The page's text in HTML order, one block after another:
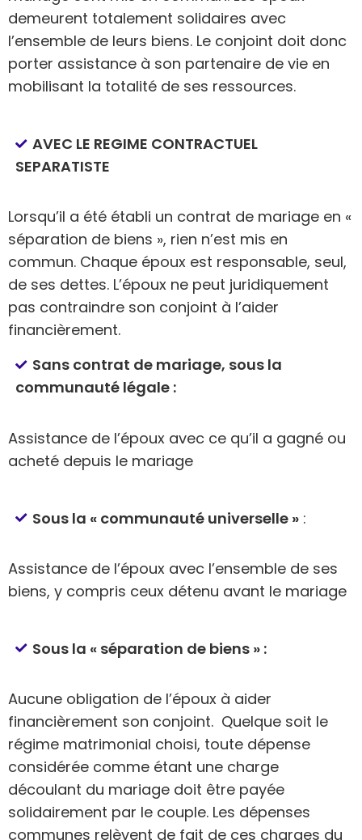
demeurent totalement solidaires avec
l’ensemble de leurs biens. Le conjoint doit donc
porter assistance à son partenaire de vie en
mobilisant la totalité de ses ressources.
AVEC LE REGIME CONTRACTUEL
SEPARATISTE
Lorsqu’il a été établi un contrat de mariage en «
séparation de biens », rien n’est mis en
commun. Chaque époux est responsable, seul,
de ses dettes. L’époux ne peut juridiquement
pas contraindre son conjoint à l’aider
financièrement.
Sans contrat de mariage, sous la
communauté légale :
Assistance de l’époux avec ce qu’il a gagné ou
acheté depuis le mariage
Sous la « communauté universelle » :
Assistance de l’époux avec l’ensemble de ses
biens, y compris ceux détenu avant le mariage
Sous la « séparation de biens » :
Aucune obligation de l’époux à aider
financièrement son conjoint. Quelque soit le
régime matrimonial choisi, toute dépense
considérée comme étant une charge
découlant du mariage doit être payée
solidairement par le couple. Les dépenses
communes relèvent de fait de ces charges du